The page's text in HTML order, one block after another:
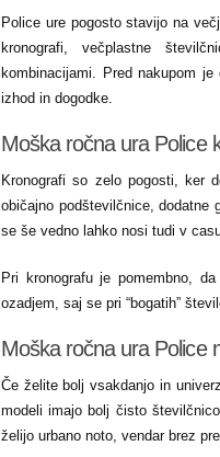
Police ure pogosto stavijo na
kronografi, večplastne
kombinacijami. Pred nakupom
izhod in dogodke.
Moška ročna ura Police
Kronografi so zelo pogosti, ker
običajno podštevilčnice, dodatne
se še vedno lahko nosi tudi v
Pri kronografu je pomembno,
ozadjem, saj se pri “bogatih”
Moška ročna ura Police
Če želite bolj vsakdanjo in
modeli imajo bolj čisto
želijo urbano noto, vendar brez